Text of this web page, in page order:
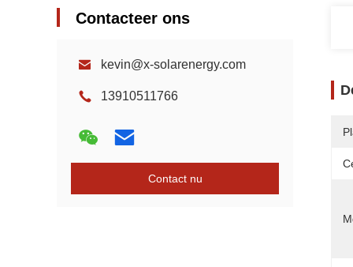
Contacteer ons
kevin@x-solarenergy.com
13910511766
Contact nu